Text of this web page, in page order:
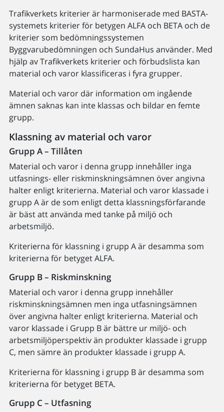
Trafikverkets kriterier är harmoniserade med BASTA-
systemets kriterier för betygen ALFA och BETA och de
kriterier som bedömningssystemen
Byggvarubedömningen och SundaHus använder. Med
hjälp av Trafikverkets kriterier och förbudslista kan
material och varor klassificeras i fyra grupper.
Material och varor där information om ingående
ämnen saknas kan inte klassas och bildar en femte
grupp.
Klassning av material och varor
Grupp A – Tillåten
Material och varor i denna grupp innehåller inga
utfasnings- eller riskminskningsämnen över angivna
halter enligt kriterierna. Material och varor klassade i
grupp A är de som enligt detta klassningsförfarande
är bäst att använda med tanke på miljö och
arbetsmiljö.
Kriterierna för klassning i grupp A är desamma som
kriterierna för betyget ALFA.
Grupp B – Riskminskning
Material och varor i denna grupp innehåller
riskminskningsämnen men inga utfasningsämnen
över angivna halter enligt kriterierna. Material och
varor klassade i Grupp B är bättre ur miljö- och
arbetsmiljöperspektiv än produkter klassade i grupp
C, men sämre än produkter klassade i grupp A.
Kriterierna för klassning i grupp B är desamma som
kriterierna för betyget BETA.
Grupp C – Utfasning